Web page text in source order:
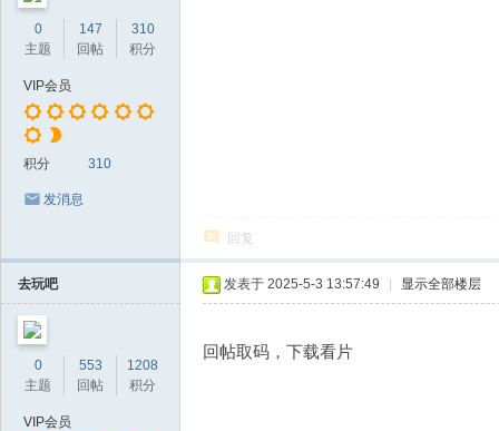
0
主题
147
回帖
310
积分
VIP会员
积分 310
发消息
回复
去玩吧
0
主题
553
回帖
1208
积分
VIP会员
发表于 2025-5-3 13:57:49 显示全部楼层
回帖取码，下载看片